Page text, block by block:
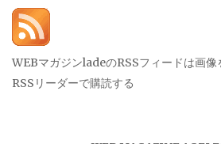
WEBマガジンladeのRSSフィードは画像
RSSリーダーで購読する